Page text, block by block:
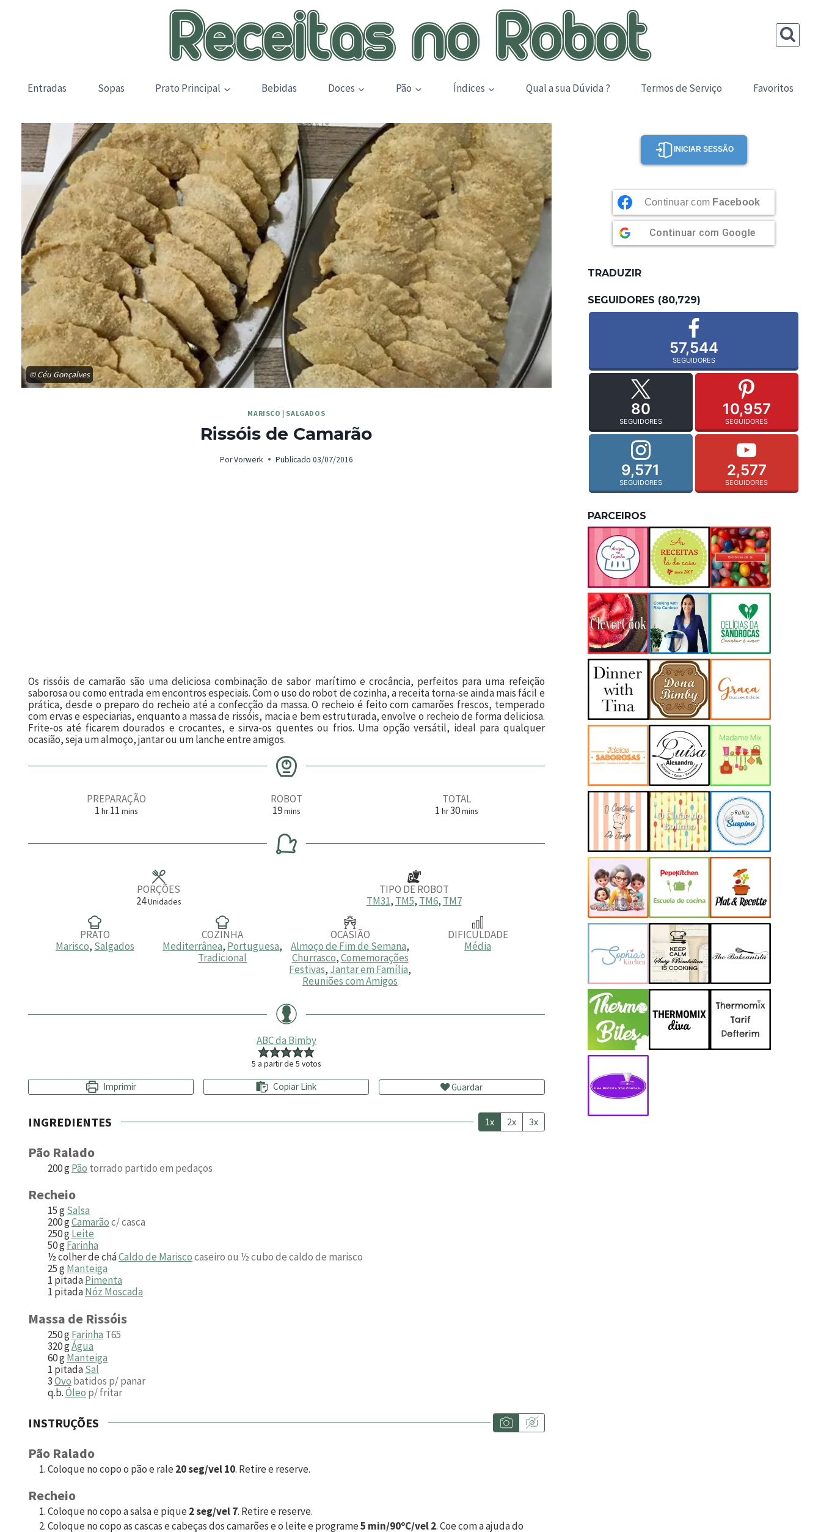
Entradas Sopas Prato Principal Bebidas Doces Pão Índices Qual a sua Dúvida ? Termos de Serviço Favoritos
© Céu Gonçalves
MARISCO | SALGADOS
Rissóis de Camarão
Por Vorwerk Publicado 03/07/2016
Os rissóis de camarão são uma deliciosa combinação de sabor marítimo e crocância, perfeitos para uma refeição
saborosa ou como entrada em encontros especiais. Com o uso do robot de cozinha, a receita torna-se ainda mais fácil e
prática, desde o preparo do recheio até a confecção da massa. O recheio é feito com camarões frescos, temperado
com ervas e especiarias, enquanto a massa de rissóis, macia e bem estruturada, envolve o recheio de forma deliciosa.
Frite-os até ficarem dourados e crocantes, e sirva-os quentes ou frios. Uma opção versátil, ideal para qualquer
ocasião, seja um almoço, jantar ou um lanche entre amigos.
PREPARAÇÃO
1h
a
hr 11m
u
mins
ROBOT
19m
n
t
mins
TOTAL
1h
a
hr30m
u
mins
PORÇÕES
24Unidades
TIPO DE ROBOT
TM31, TM5, TM6, TM7
PRATO
Marisco, Salgados
COZINHA
Mediterrânea, Portuguesa,
Tradicional
OCASIÃO
Almoço de Fim de Semana,
Churrasco,Comemorações
Festivas, Jantar em Família,
Reuniões com Amigos
DIFICULDADE
Média
ABC da Bimby
5 a partir de5 votos
Imprimir Copiar Link Guardar
INGREDIENTES 1x 2x 3x
Pão Ralado
200gPão torrado partido em pedaços
Recheio
15gSalsa
200gCamarãoc/ casca
250gLeite
50gFarinha
½colher de cháCaldo de Mariscocaseiro ou ½ cubo de caldo de marisco
25gManteiga
1 pitadaPimenta
1 pitadaNóz Moscada
Massa de Rissóis
250gFarinha T65
320gÁgua
60gManteiga
1 pitadaSal
3Ovo batidos p/ panar
q.b.Óleo p/ fritar
INSTRUÇÕES
Pão Ralado
Coloque no copo o pão e rale20 seg/vel 10. Retire e reserve.
Recheio
Coloque no copo a salsa e pique2 seg/vel 7. Retire e reserve.
Coloque no copo as cascas e cabeças dos camarões e o leite e programe5 min/90ºC/vel 2. Coe com a ajuda do
INICIAR SESSÃO
Continuar com Facebook
Continuar com Google
TRADUZIR
SEGUIDORES (80,729)
57,544
SEGUIDORES
80
SEGUIDORES
10,957
SEGUIDORES
9,571
SEGUIDORES
2,577
SEGUIDORES
PARCEIROS